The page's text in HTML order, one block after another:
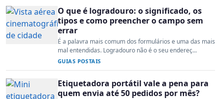
O que é logradouro: o significado, os
tipos e como preencher o campo sem
errar
É a palavra mais comum dos formulários e uma das mais
mal entendidas. Logradouro não é o seu endereç...
GUIAS POSTAIS
Etiquetadora portátil vale a pena para
quem envia até 50 pedidos por mês?